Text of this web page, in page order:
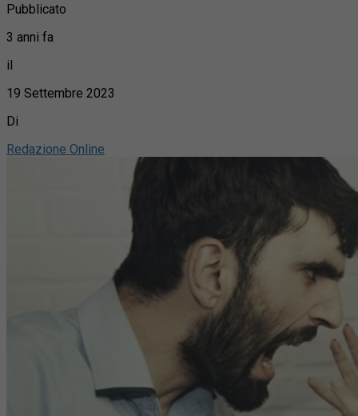
Pubblicato
3 anni fa
il
19 Settembre 2023
Di
Redazione Online